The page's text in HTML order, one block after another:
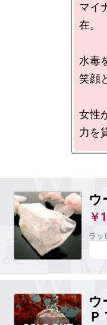
マイ
在。
水毒
笑顔
女性
ウ
￥
ラッ
ウ
Ｐ